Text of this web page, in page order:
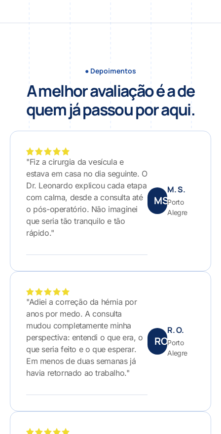
● Depoimentos
A melhor avaliação é a de
quem já passou por aqui.
"Fiz a cirurgia da vesícula e
estava em casa no dia seguinte. O
Dr. Leonardo explicou cada etapa
com calma, desde a consulta até
o pós-operatório. Não imaginei
que seria tão tranquilo e tão
rápido."
MS
M. S.
Porto
Alegre
"Adiei a correção da hérnia por
anos por medo. A consulta
mudou completamente minha
perspectiva: entendi o que era, o
que seria feito e o que esperar.
Em menos de duas semanas já
havia retornado ao trabalho."
RO
R. O.
Porto
Alegre